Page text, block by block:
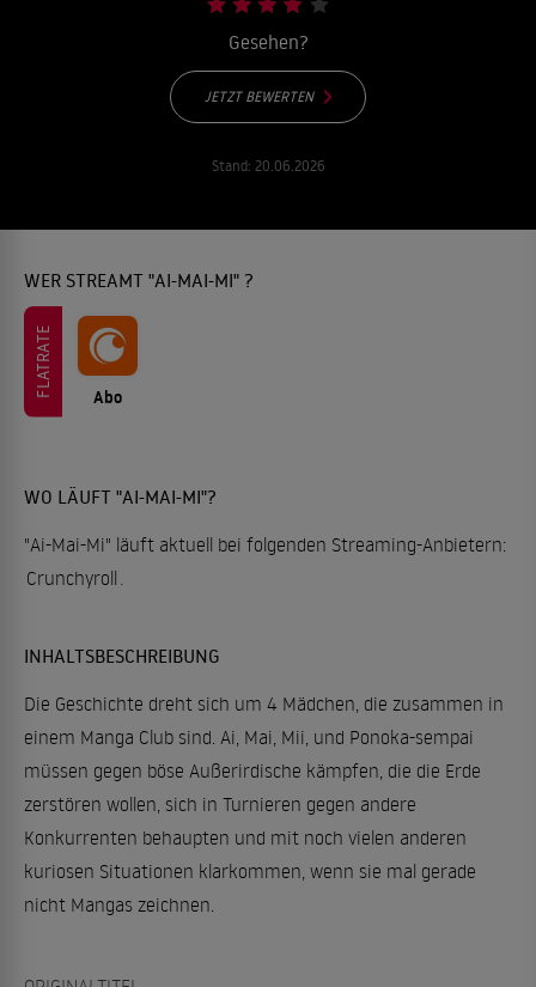
Gesehen?
JETZT BEWERTEN
Stand: 20.06.2026
WER STREAMT "AI-MAI-MI" ?
FLATRATE Abo
WO LÄUFT "AI-MAI-MI"?
"Ai-Mai-Mi" läuft aktuell bei folgenden Streaming-Anbietern:
Crunchyroll
INHALTSBESCHREIBUNG
Die Geschichte dreht sich um 4 Mädchen, die zusammen in
einem Manga Club sind. Ai, Mai, Mii, und Ponoka-sempai
müssen gegen böse Außerirdische kämpfen, die die Erde
zerstören wollen, sich in Turnieren gegen andere
Konkurrenten behaupten und mit noch vielen anderen
kuriosen Situationen klarkommen, wenn sie mal gerade
nicht Mangas zeichnen.